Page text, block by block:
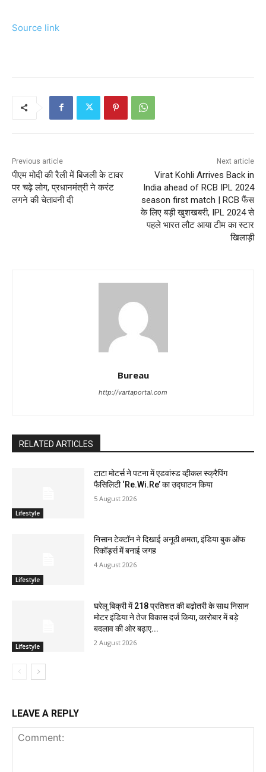
Source link
Previous article
पीएम मोदी की रैली में बिजली के टावर
पर चढ़े लोग, प्रधानमंत्री ने करंट
लगने की चेतावनी दी
Next article
Virat Kohli Arrives Back in
India ahead of RCB IPL 2024
season first match | RCB फैंस
के लिए बड़ी खुशखबरी, IPL 2024 से
पहले भारत लौट आया टीम का स्टार
खिलाड़ी
Bureau
http://vartaportal.com
RELATED ARTICLES
Lifestyle
टाटा मोटर्स ने पटना में एडवांस्ड व्हीकल स्क्रैपिंग
फैसिलिटी ‘Re.Wi.Re’ का उद्घाटन किया
5 August 2026
Lifestyle
निसान टेक्टॉन ने दिखाई अनूठी क्षमता, इंडिया बुक ऑफ
रिकॉर्ड्स में बनाई जगह
4 August 2026
Lifestyle
घरेलू बिक्री में 218 प्रतिशत की बढ़ोतरी के साथ निसान
मोटर इंडिया ने तेज विकास दर्ज किया, कारोबार में बड़े
बदलाव की ओर बढ़ाए...
2 August 2026
LEAVE A REPLY